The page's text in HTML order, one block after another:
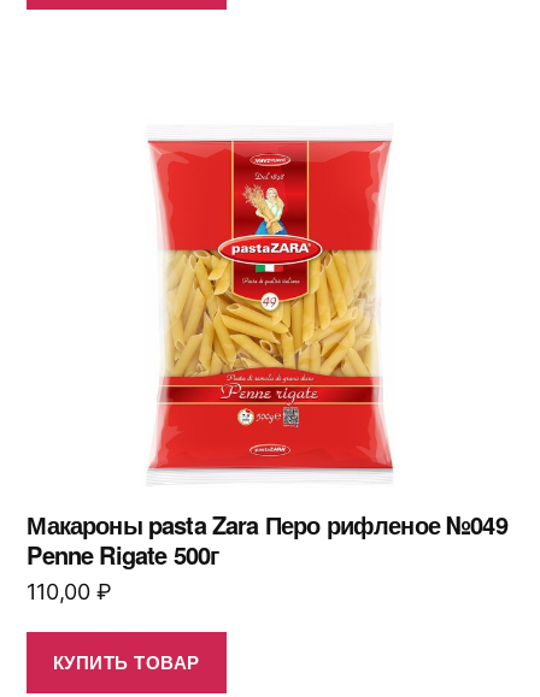
Макароны pasta Zara Перо рифленое №049
Penne Rigate 500г
110,00 ₽
КУПИТЬ ТОВАР